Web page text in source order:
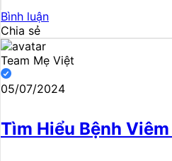
Bình luận
Chia sẻ
Team Mẹ Việt
05/07/2024
Tìm Hiểu Bệnh